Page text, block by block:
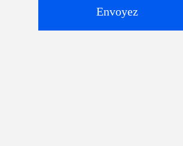
Envoyez